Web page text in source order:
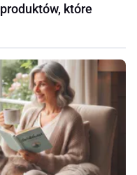
które